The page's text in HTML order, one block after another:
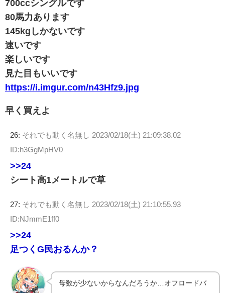
700ccシングルです
80馬力あります
145kgしかないです
速いです
楽しいです
見た目もいいです
https://i.imgur.com/n43Hfz9.jpg
早く買えよ
26: それでも動く名無し 2023/02/18(土) 21:09:38.02
ID:h3GgMpHV0
>>24
シート高1メートルで草
27: それでも動く名無し 2023/02/18(土) 21:10:55.93
ID:NJmmE1ff0
>>24
足つくG民おるんか？
母数が少ないからなんだろうか…オフロードバ